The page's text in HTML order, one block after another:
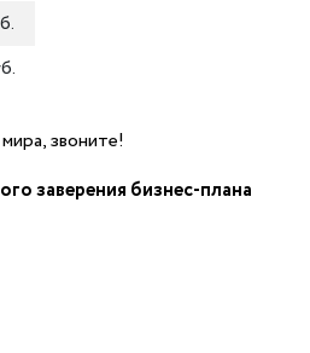
звоните!
заверения бизнес-плана